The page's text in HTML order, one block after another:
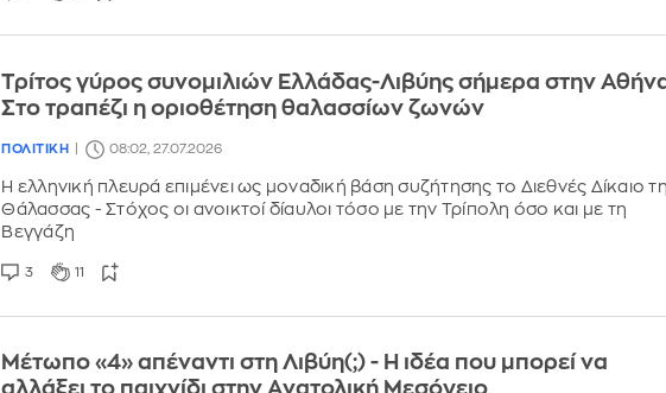
Τρίτος γύρος συνομιλιών Ελλάδας-Λιβύης σήμερα στην
Στο τραπέζι η οριοθέτηση θαλασσίων ζωνών
ΠΟΛΙΤΙΚΗ 08:02, 27.07.2026
Η ελληνική πλευρά επιμένει ως μοναδική βάση συζήτησης το Διεθνές Δίκαιο
Θάλασσας - Στόχος οι ανοικτοί δίαυλοι τόσο με την Τρίπολη όσο και με τη
Βεγγάζη
3 11
Μέτωπο «4» απέναντι στη Λιβύη(;) - Η ιδέα που μπορεί να
αλλάξει το παιχνίδι στην Ανατολική Μεσόγειο